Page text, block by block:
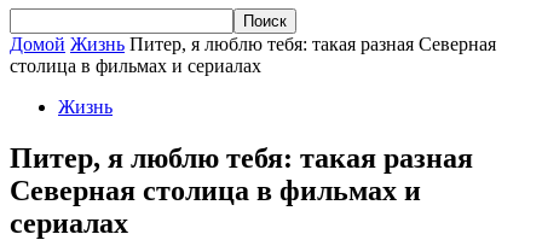
Домой Жизнь Питер, я люблю тебя: такая разная Северная
столица в фильмах и сериалах
Жизнь
Питер, я люблю тебя: такая разная
Северная столица в фильмах и
сериалах